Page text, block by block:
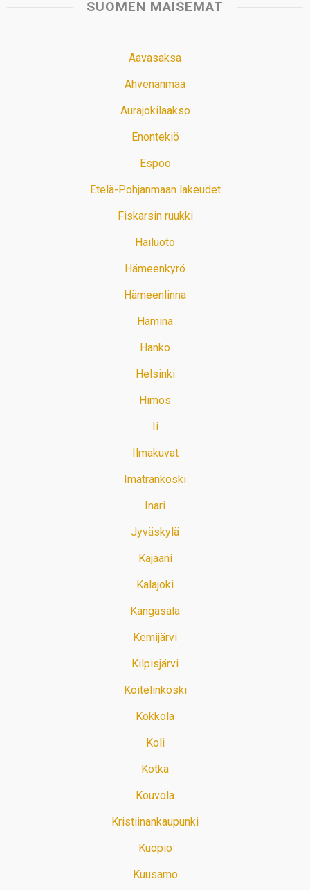
SUOMEN MAISEMAT
Aavasaksa
Ahvenanmaa
Aurajokilaakso
Enontekiö
Espoo
Etelä-Pohjanmaan lakeudet
Fiskarsin ruukki
Hailuoto
Hämeenkyrö
Hämeenlinna
Hamina
Hanko
Helsinki
Himos
Ii
Ilmakuvat
Imatrankoski
Inari
Jyväskylä
Kajaani
Kalajoki
Kangasala
Kemijärvi
Kilpisjärvi
Koitelinkoski
Kokkola
Koli
Kotka
Kouvola
Kristiinankaupunki
Kuopio
Kuusamo